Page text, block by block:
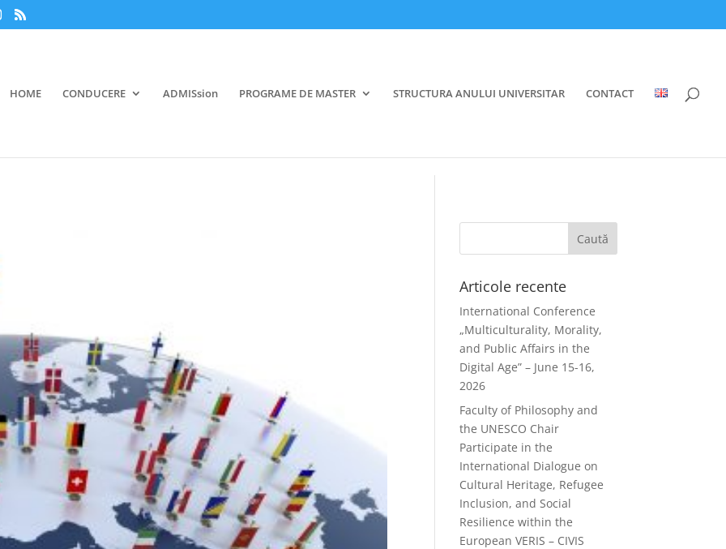
HOME CONDUCERE ADMISsion PROGRAME DE MASTER STRUCTURA ANULUI UNIVERSITAR CONTACT
Articole recente
International Conference
„Multiculturality, Morality,
and Public Affairs in the
Digital Age” – June 15-16,
2026
Faculty of Philosophy and
the UNESCO Chair
Participate in the
International Dialogue on
Cultural Heritage, Refugee
Inclusion, and Social
Resilience within the
European VERIS – CIVIS